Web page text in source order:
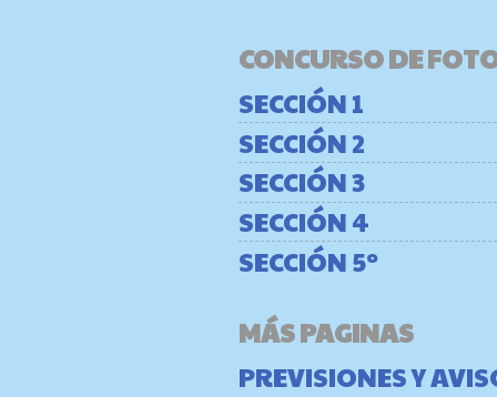
CONCURSO DE
SECCIÓN 1
SECCIÓN 2
SECCIÓN 3
SECCIÓN 4
SECCIÓN 5º
MÁS PAGINAS
PREVISIONES Y